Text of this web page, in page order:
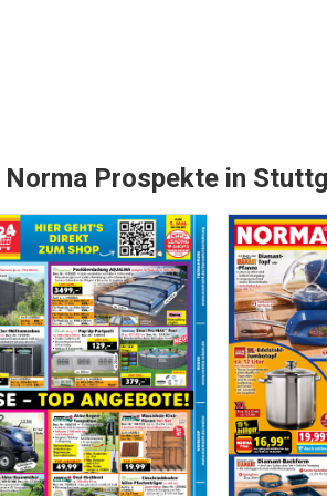
Prospekte in